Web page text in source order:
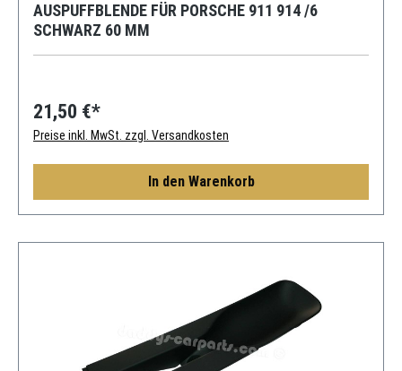
AUSPUFFBLENDE FÜR PORSCHE 911 914 /6
SCHWARZ 60 MM
21,50 €*
Preise inkl. MwSt. zzgl. Versandkosten
In den Warenkorb